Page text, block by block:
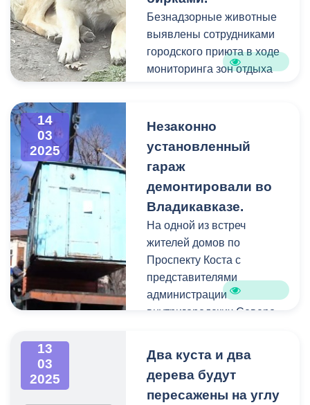
Безнадзорные животные
выявлены сотрудниками
городского приюта в ходе
мониторинга зон отдыха
животных с
не применимы к
территориям социальных
объектов (школы, детские
сады, больницы,
поликлиники, санатории) и
местам массового
пребывания горожан.
14
03
2025
Незаконно
установленный
гараж
демонтировали во
Владикавказе.
На одной из встреч
жителей домов по
Проспекту Коста с
представителями
администрации
внутригородских Северо-
обозначили ряд проблем:
санитарное состояние,
обвисшие электропровода
13
03
2025
Два куста и два
дерева будут
пересажены на углу